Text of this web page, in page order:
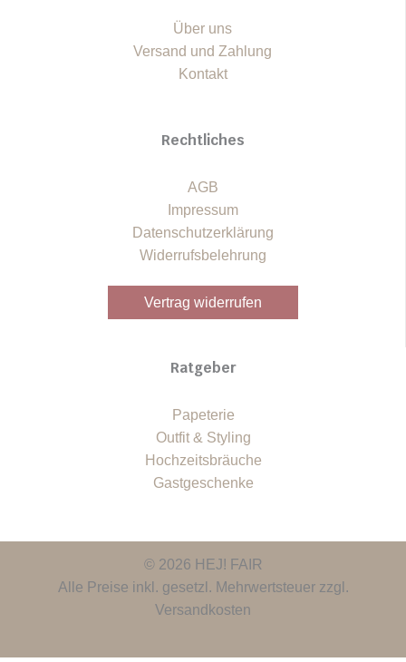
Über uns
Versand und Zahlung
Kontakt
Rechtliches
AGB
Impressum
Datenschutzerklärung
Widerrufsbelehrung
Vertrag widerrufen
Ratgeber
Papeterie
Outfit & Styling
Hochzeitsbräuche
Gastgeschenke
© 2026 HEJ! FAIR
Alle Preise inkl. gesetzl. Mehrwertsteuer zzgl.
Versandkosten